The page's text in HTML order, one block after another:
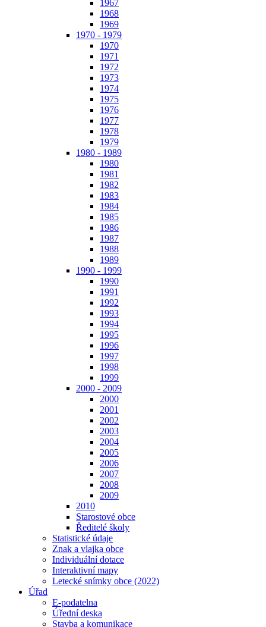
1967
1968
1969
1970 - 1979
1970
1971
1972
1973
1974
1975
1976
1977
1978
1979
1980 - 1989
1980
1981
1982
1983
1984
1985
1986
1987
1988
1989
1990 - 1999
1990
1991
1992
1993
1994
1995
1996
1997
1998
1999
2000 - 2009
2000
2001
2002
2003
2004
2005
2006
2007
2008
2009
2010
Starostové obce
Ředitelé školy
Statistické údaje
Znak a vlajka obce
Individuální dotace
Interaktivní mapy
Letecké snímky obce (2022)
Úřad
E-podatelna
Úřední deska
Stavba a komunikace